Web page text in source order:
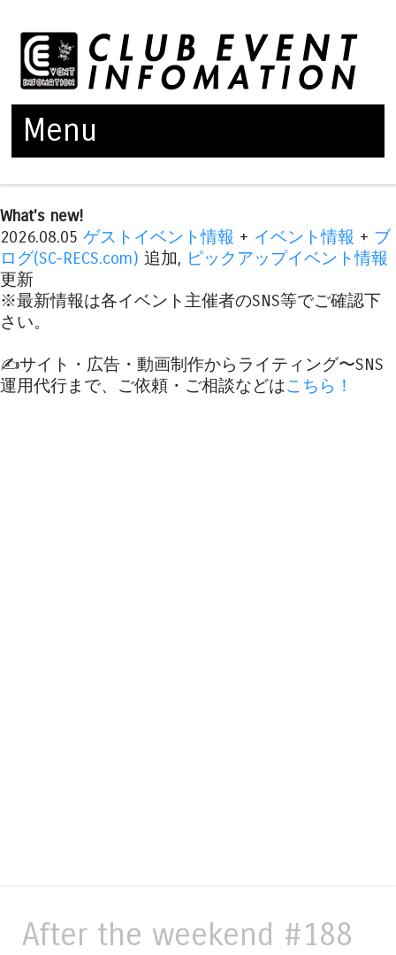
Menu
What's new!
2026.08.05 ゲストイベント情報 + イベント情報 + ブ
ログ(SC-RECS.com) 追加, ピックアップイベント情報
更新
※最新情報は各イベント主催者のSNS等でご確認下
さい。
✍️サイト・広告・動画制作からライティング〜SNS
運用代行まで、ご依頼・ご相談などはこちら！
After the weekend #188